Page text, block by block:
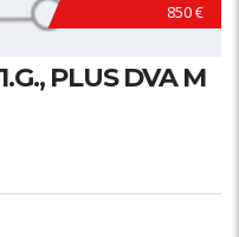
850 €
PLUS DVA M